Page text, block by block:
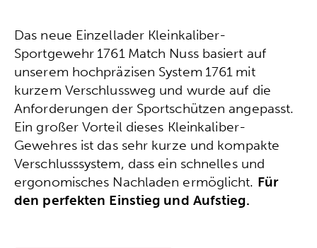
Das neue Einzellader Kleinkaliber-
Sportgewehr 1761 Match Nuss basiert auf
unserem hochpräzisen System 1761 mit
kurzem Verschlussweg und wurde auf die
Anforderungen der Sportschützen angepasst.
Ein großer Vorteil dieses Kleinkaliber-
Gewehres ist das sehr kurze und kompakte
Verschlusssystem, dass ein schnelles und
ergonomisches Nachladen ermöglicht. Für
den perfekten Einstieg und Aufstieg.